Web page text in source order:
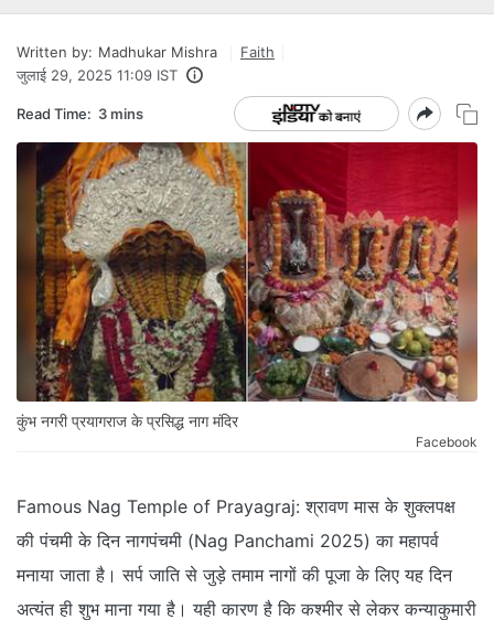
Written by: Madhukar Mishra
Faith
जुलाई 29, 2025 11:09 IST
Read Time: 3 mins
कुंभ नगरी प्रयागराज के प्रसिद्ध नाग मंदिर
Facebook
Famous Nag Temple of Prayagraj: श्रावण मास के शुक्लपक्ष
की पंचमी के दिन नागपंचमी (Nag Panchami 2025) का महापर्व
मनाया जाता है। सर्प जाति से जुड़े तमाम नागों की पूजा के लिए यह दिन
अत्यंत ही शुभ माना गया है। यही कारण है कि कश्मीर से लेकर कन्याकुमारी